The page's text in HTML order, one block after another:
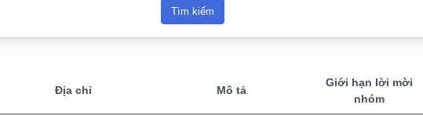
Tìm kiếm
Địa chỉ Mô tả
Giới hạn lời mời
nhóm